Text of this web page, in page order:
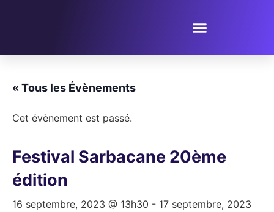
« Tous les Évènements
Cet évènement est passé.
Festival Sarbacane 20ème
édition
16 septembre, 2023 @ 13h30 - 17 septembre, 2023